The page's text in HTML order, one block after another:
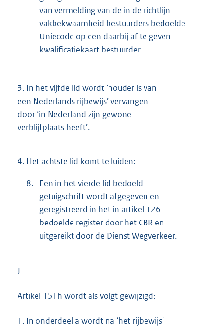
van vermelding van de in de richtlijn
vakbekwaamheid bestuurders bedoelde
Uniecode op een daarbij af te geven
kwalificatiekaart bestuurder.
3. In het vijfde lid wordt ‘houder is van
een Nederlands rijbewijs’ vervangen
door ‘in Nederland zijn gewone
verblijfplaats heeft’.
4. Het achtste lid komt te luiden:
8.
Een in het vierde lid bedoeld
getuigschrift wordt afgegeven en
geregistreerd in het in artikel 126
bedoelde register door het CBR en
uitgereikt door de Dienst Wegverkeer.
J
Artikel 151h wordt als volgt gewijzigd:
1. In onderdeel a wordt na ‘het rijbewijs’